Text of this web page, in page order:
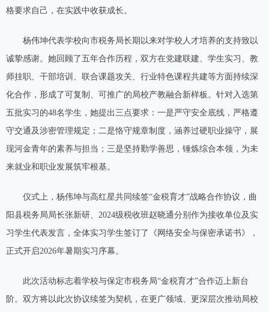
格要求自己，在实践中收获成长。
杨伟坤代表学校向市税务局长期以来对学校人才培养的支持致以
诚挚感谢。她回顾了五年合作历程，双方在党建联建、学生实习、教
师挂职、干部培训、联合课题攻关、行业特色课程共建等方面持续深
化合作，形成了可复制、可推广的局校产教融合新样板。针对入选第
五批实习的48名学生，她提出三点要求：一是严守安全底线，严格遵
守交通及涉密管理规定；二是恪守规章制度，涵养过硬职业操守，展
现河金青年的素养与担当；三是坚持勤学善思，锤炼综合本领，为未
来就业和职业发展筑牢根基。
仪式上，杨伟坤与高红星共同续签“金税育才”战略合作协议，曲
阳县税务局局长张新研、2024级税收班赵晓通分别作为接收单位及实
习学生代表发言，全体实习学生签订了《网络安全与保密承诺书》，
正式开启2026年暑期实习序幕。
此次活动标志着学校与保定市税务局“金税育才”合作迈上新台
阶。双方将以此次协议续签为契机，在更广领域、更深层次推动局校